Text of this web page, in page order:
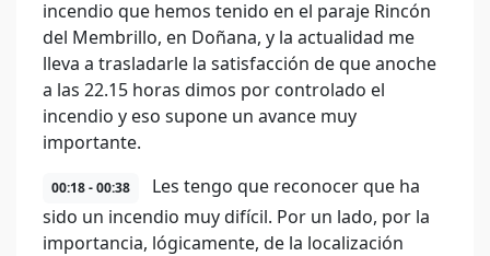
incendio que hemos tenido en el paraje Rincón
del Membrillo, en Doñana, y la actualidad me
lleva a trasladarle la satisfacción de que anoche
a las 22.15 horas dimos por controlado el
incendio y eso supone un avance muy
importante.
00:18 - 00:38
Les tengo que reconocer que ha
sido un incendio muy difícil. Por un lado, por la
importancia, lógicamente, de la localización